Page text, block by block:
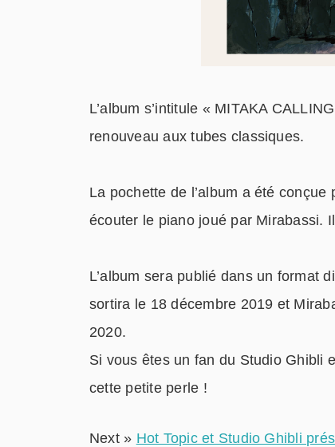
L’album s’intitule « MITAKA
renouveau aux tubes classiques.
La pochette de l’album a été
écouter le piano joué par Mirabassi.
L’album sera publié dans un format
sortira le 18 décembre 2019 et
2020.
Si vous êtes un fan du Studio Ghibli
cette petite perle !
Next » Hot Topic et Studio Ghibli